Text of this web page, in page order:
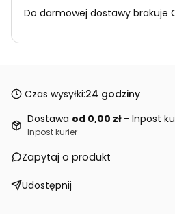
Do darmowej dostawy brakuje
Czas wysyłki:24 godziny
Dostawa od 0,00 zł - Inpost
Inpost kurier
Zapytaj o produkt
Udostępnij